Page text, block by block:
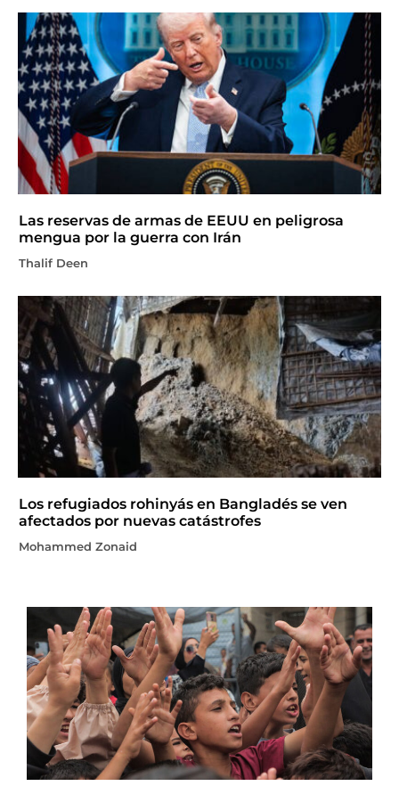
Las reservas de armas de EEUU en peligrosa
mengua por la guerra con Irán
Thalif Deen
Los refugiados rohinyás en Bangladés se ven
afectados por nuevas catástrofes
Mohammed Zonaid